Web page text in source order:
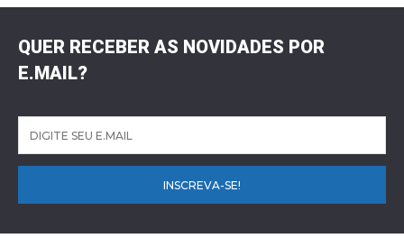
QUER RECEBER AS NOVIDADES POR
E.MAIL?
INSCREVA-SE!